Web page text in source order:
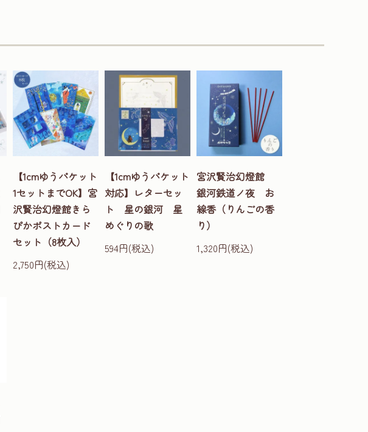
【1cmゆうパケット
1セットまでOK】宮
沢賢治幻燈館きら
ぴかポストカード
セット（8枚入）
2,750円(税込)
【1cmゆうパケット
対応】レターセッ
ト 星の銀河 星
めぐりの歌
594円(税込)
宮沢賢治幻燈館
銀河鉄道ノ夜 お
線香（りんごの香
り）
1,320円(税込)